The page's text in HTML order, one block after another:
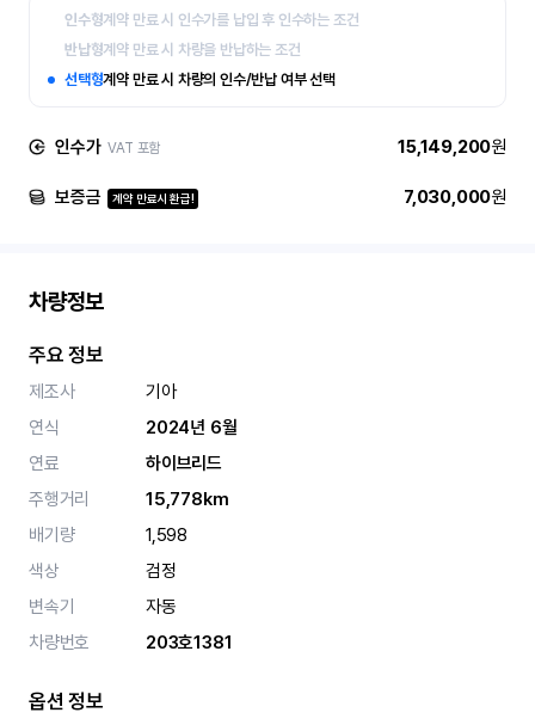
인수형계약 만료 시 인수가를 납입 후 인수하는 조건
반납형계약 만료 시 차량을 반납하는 조건
선택형계약 만료 시 차량의 인수/반납 여부 선택
인수가 VAT 포함 15,149,200원
보증금 계약 만료시 환급! 7,030,000원
차량정보
주요 정보
제조사
기아
연식
2024년 6월
연료
하이브리드
주행거리
15,778km
배기량
1,598
색상
검정
변속기
자동
차량번호
203호1381
옵션 정보